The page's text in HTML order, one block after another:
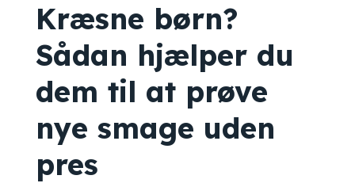
Kræsne børn?
Sådan hjælper du
dem til at prøve
nye smage uden
pres